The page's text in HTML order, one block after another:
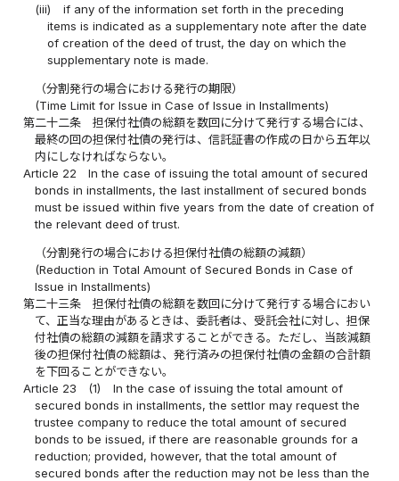
(iii)
if any of the information set forth in the preceding
items is indicated as a supplementary note after the date
of creation of the deed of trust, the day on which the
supplementary note is made.
（分割発行の場合における発行の期限）
(Time Limit for Issue in Case of Issue in Installments)
第二十二条
担保付社債の総額を数回に分けて発行する場合には、
最終の回の担保付社債の発行は、信託証書の作成の日から五年以
内にしなければならない。
Article 22
In the case of issuing the total amount of secured
bonds in installments, the last installment of secured bonds
must be issued within five years from the date of creation of
the relevant deed of trust.
（分割発行の場合における担保付社債の総額の減額）
(Reduction in Total Amount of Secured Bonds in Case of
Issue in Installments)
第二十三条
担保付社債の総額を数回に分けて発行する場合におい
て、正当な理由があるときは、委託者は、受託会社に対し、担保
付社債の総額の減額を請求することができる。ただし、当該減額
後の担保付社債の総額は、発行済みの担保付社債の金額の合計額
を下回ることができない。
Article 23
(1)
In the case of issuing the total amount of
secured bonds in installments, the settlor may request the
trustee company to reduce the total amount of secured
bonds to be issued, if there are reasonable grounds for a
reduction; provided, however, that the total amount of
secured bonds after the reduction may not be less than the